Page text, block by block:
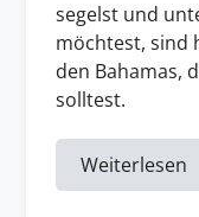
segelst und
möchtest, sind
den Bahamas,
solltest.
Weiterlesen